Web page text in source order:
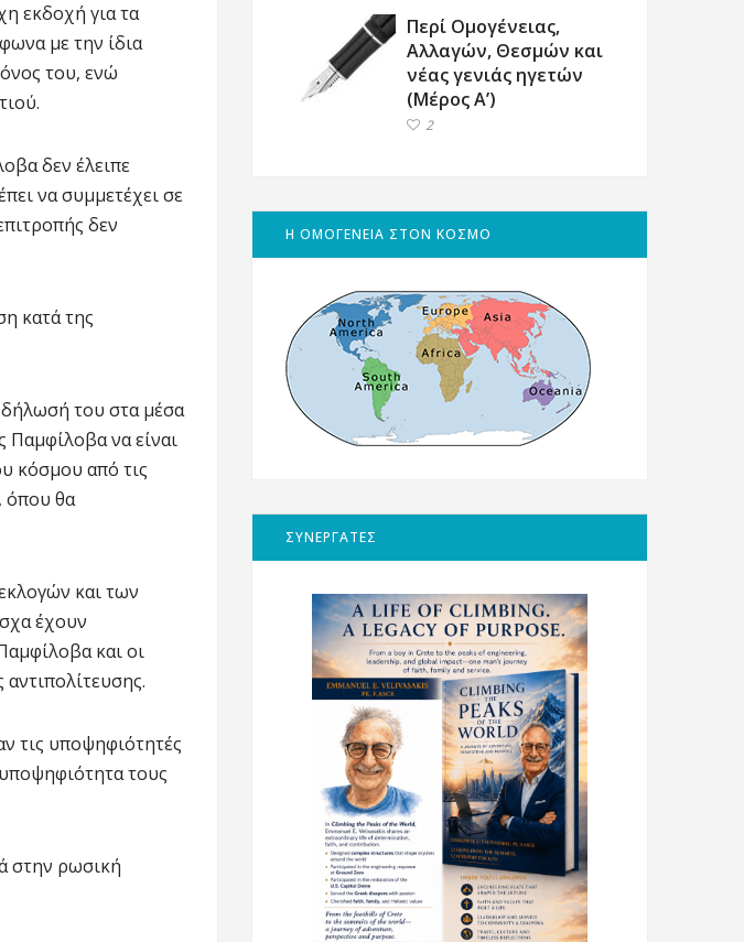
εκδοχή για τα
με την ίδια
του, ενώ
δεν έλειπε
να συμμετέχει σε
δεν
κατά της
δήλωσή του στα μέσα
Παμφίλοβα να είναι
κόσμου από τις
όπου θα
και των
έχουν
και οι
τις υποψηφιότητές
τους
στην ρωσική
Περί Ομογένειας,
Αλλαγών, Θεσμών και
νέας γενιάς ηγετών
(Μέρος Α’)
2
Η ΟΜΟΓΕΝΕΙΑ ΣΤΟΝ ΚΟΣΜΟ
ΣΥΝΕΡΓΑΤΕΣ